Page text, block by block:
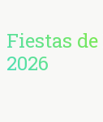
Fiestas
2026